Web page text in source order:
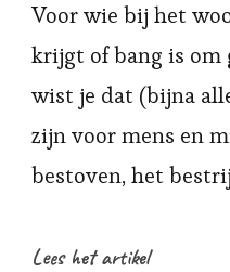
Voor wie bij het
krijgt of bang is om
wist je dat (bijna
zijn voor mens en
bestoven, het
Lees het artikel